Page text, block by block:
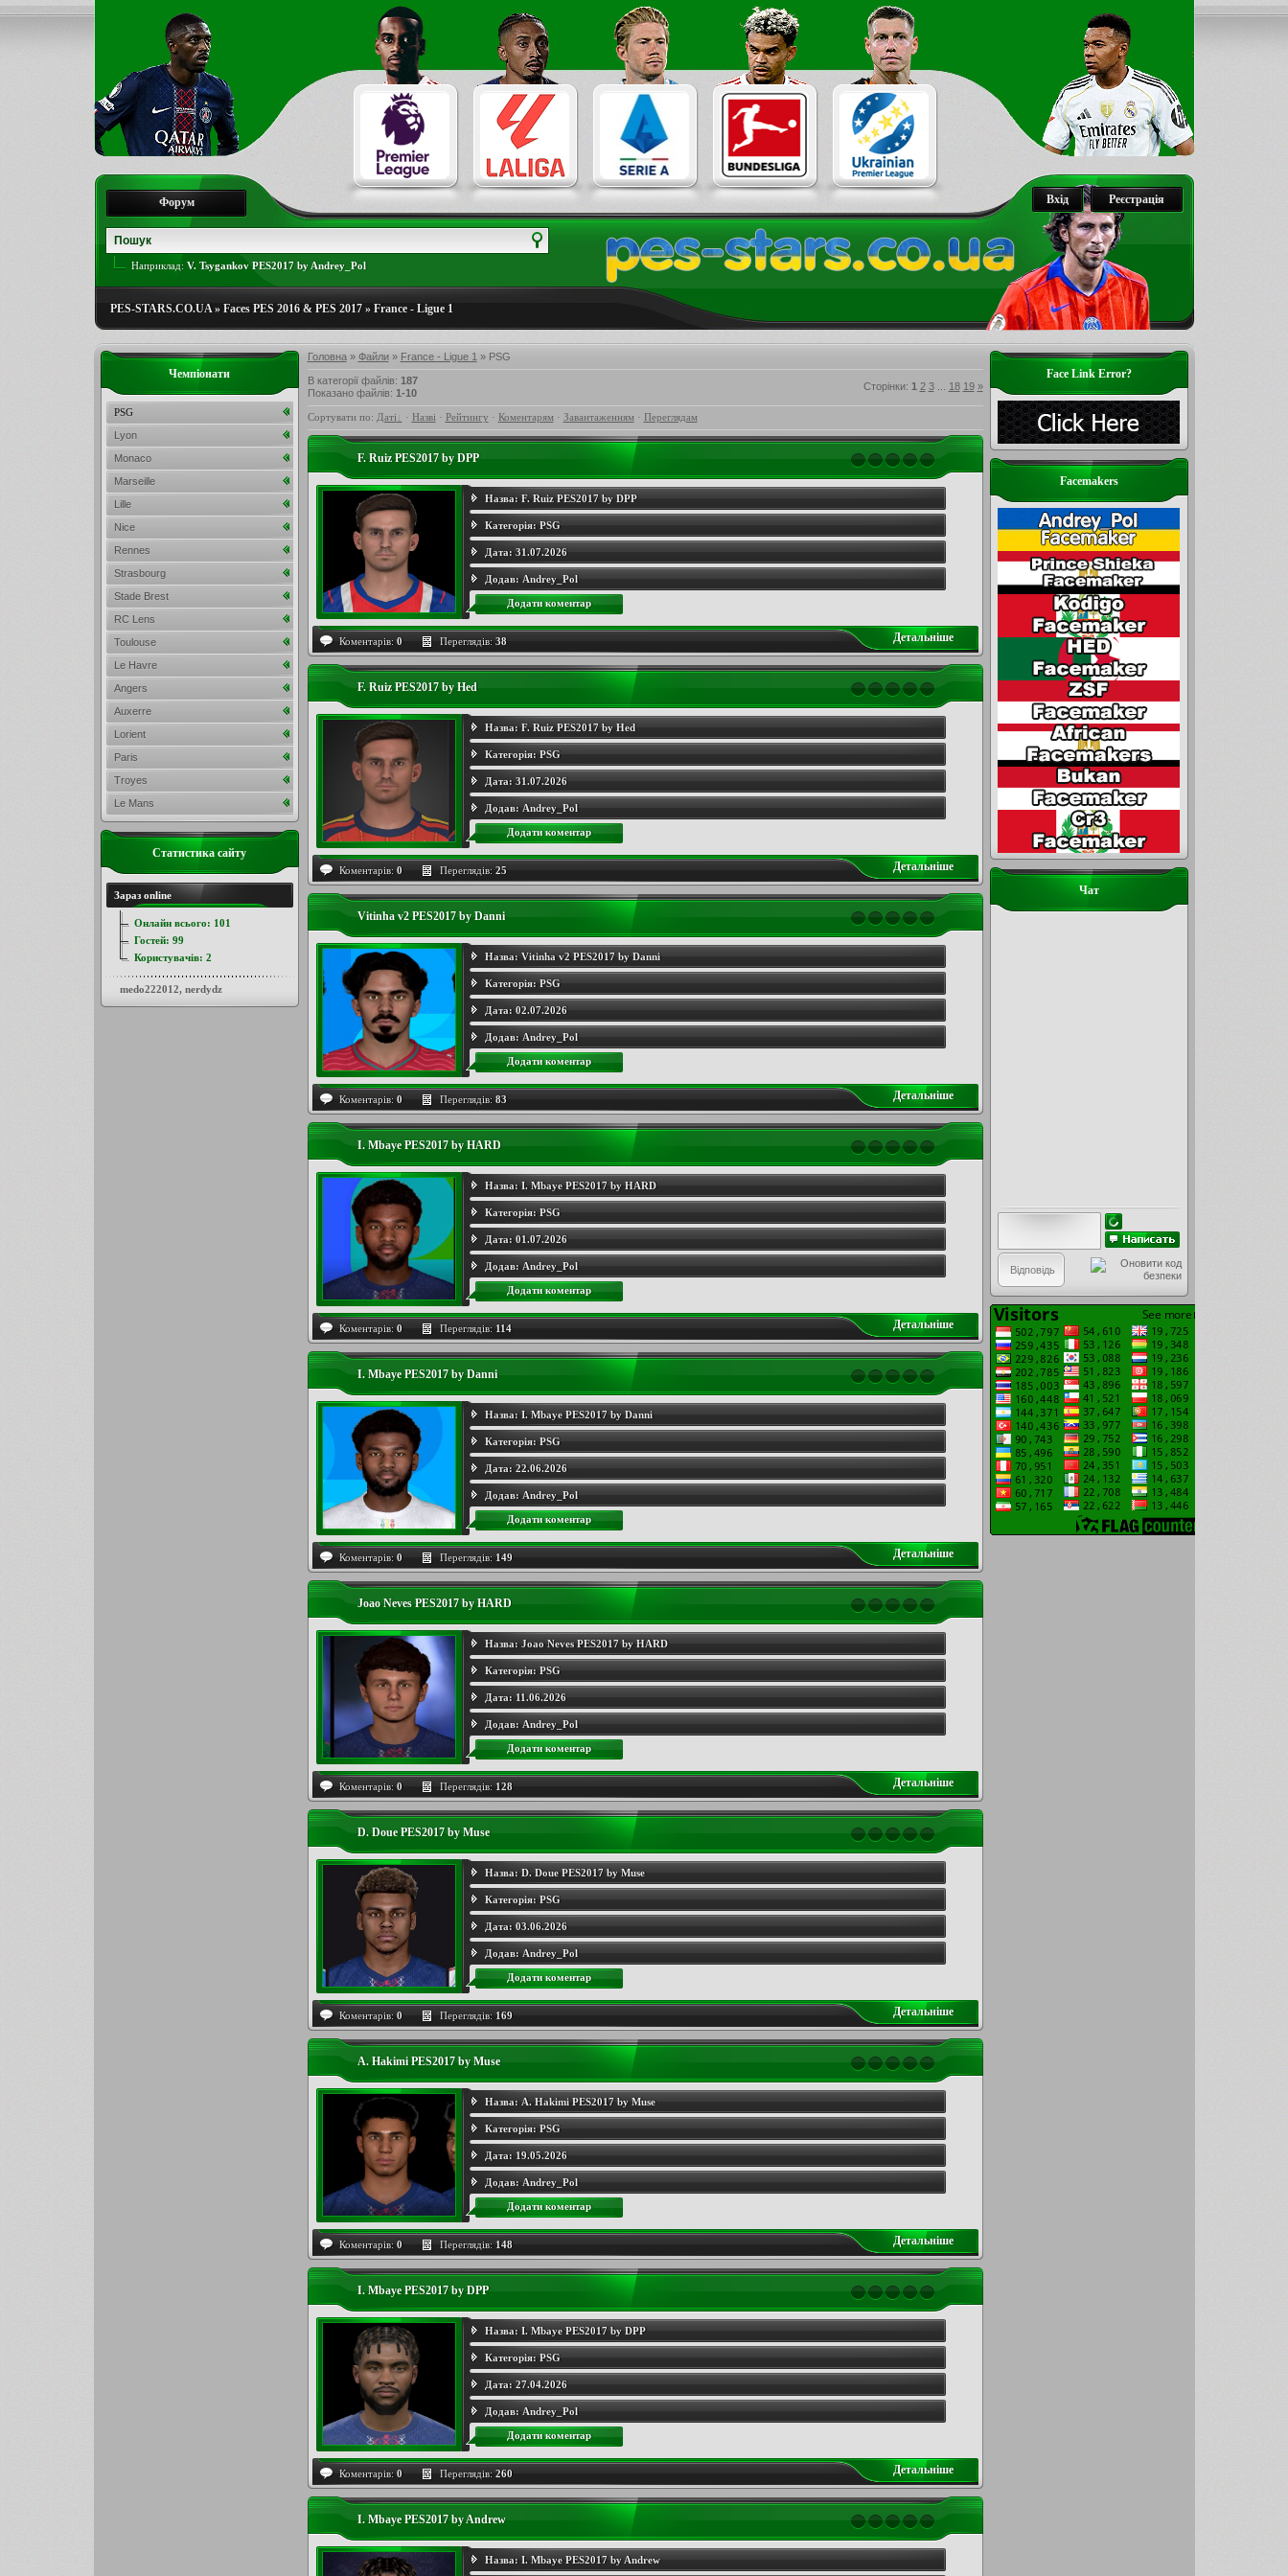
Реєстрація
Вхід
Форум
Наприклад: V. Tsygankov PES2017 by Andrey_Pol
PES-STARS.CO.UA» Faces PES 2016 & PES 2017» France - Ligue 1
Головна» Файли» France - Ligue 1 » PSG
В категорії файлів: 187
Показано файлів: 1-10
Сторінки: 1 2 3 18 19 »
Сортувати по: Даті · Назві · Рейтингу · Коментарям· Завантаженням· Переглядам
F. Ruiz PES2017 by DPP
Назва: F. Ruiz PES2017 by DPP
Категорія: PSG
Дата: 31.07.2026
Додав: Andrey_Pol
Додати коментар
Коментарів: 0 Переглядів: 38 Детальнiше
F. Ruiz PES2017 by Hed
Назва: F. Ruiz PES2017 by Hed
Категорія: PSG
Дата: 31.07.2026
Додав: Andrey_Pol
Додати коментар
Коментарів: 0 Переглядів: 25 Детальнiше
Vitinha v2 PES2017 by Danni
Назва: Vitinha v2 PES2017 by Danni
Категорія: PSG
Дата: 02.07.2026
Додав: Andrey_Pol
Додати коментар
Коментарів: 0 Переглядів: 83 Детальнiше
I. Mbaye PES2017 by HARD
Назва: I. Mbaye PES2017 by HARD
Категорія: PSG
Дата: 01.07.2026
Додав: Andrey_Pol
Додати коментар
Коментарів: 0 Переглядів: 114 Детальнiше
I. Mbaye PES2017 by Danni
Назва: I. Mbaye PES2017 by Danni
Категорія: PSG
Дата: 22.06.2026
Додав: Andrey_Pol
Додати коментар
Коментарів: 0 Переглядів: 149 Детальнiше
Joao Neves PES2017 by HARD
Назва: Joao Neves PES2017 by HARD
Категорія: PSG
Дата: 11.06.2026
Додав: Andrey_Pol
Додати коментар
Коментарів: 0 Переглядів: 128 Детальнiше
D. Doue PES2017 by Muse
Назва: D. Doue PES2017 by Muse
Категорія: PSG
Дата: 03.06.2026
Додав: Andrey_Pol
Додати коментар
Коментарів: 0 Переглядів: 169 Детальнiше
A. Hakimi PES2017 by Muse
Назва: A. Hakimi PES2017 by Muse
Категорія: PSG
Дата: 19.05.2026
Додав: Andrey_Pol
Додати коментар
Коментарів: 0 Переглядів: 148 Детальнiше
I. Mbaye PES2017 by DPP
Назва: I. Mbaye PES2017 by DPP
Категорія: PSG
Дата: 27.04.2026
Додав: Andrey_Pol
Додати коментар
Коментарів: 0 Переглядів: 260 Детальнiше
I. Mbaye PES2017 by Andrew
Назва: I. Mbaye PES2017 by Andrew
Face Link Error?
Facemakers
Чат
Чемпіонати
PSG
Lyon
Monaco
Marseille
Lille
Nice
Rennes
Strasbourg
Stade Brest
RC Lens
Toulouse
Le Havre
Angers
Auxerre
Lorient
Paris
Troyes
Le Mans
Статистика сайту
Зараз online
Онлайн всього: 101
Гостей: 99
Користувачів: 2
medo222012, nerdydz